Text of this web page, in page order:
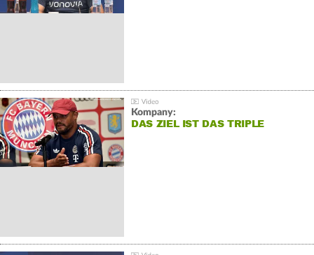
Kompany:
DAS ZIEL IST DAS TRIPLE